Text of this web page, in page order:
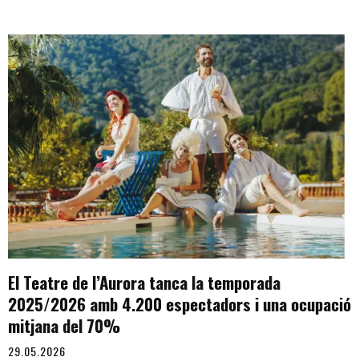
El Teatre de l’Aurora tanca la temporada
2025/2026 amb 4.200 espectadors i una ocupació
mitjana del 70%
29.05.2026